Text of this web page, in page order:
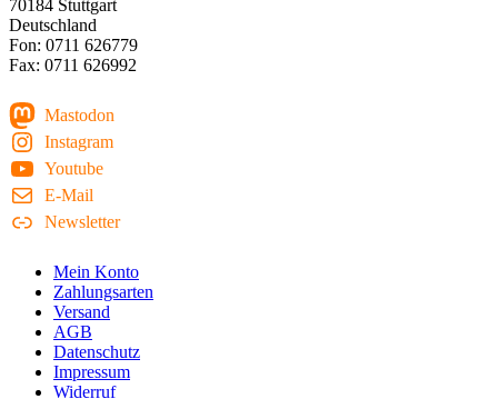
70184 Stuttgart
Deutschland
Fon: 0711 626779
Fax: 0711 626992
Mastodon
Instagram
Youtube
E-Mail
Newsletter
Mein Konto
Zahlungsarten
Versand
AGB
Datenschutz
Impressum
Widerruf